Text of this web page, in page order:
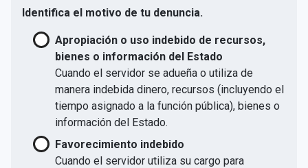
Identifica el motivo de tu denuncia.
Apropiación o uso indebido de recursos,
bienes o información del Estado
Cuando el servidor se adueña o utiliza de
manera indebida dinero, recursos (incluyendo el
tiempo asignado a la función pública), bienes o
información del Estado.
Favorecimiento indebido
Cuando el servidor utiliza su cargo para